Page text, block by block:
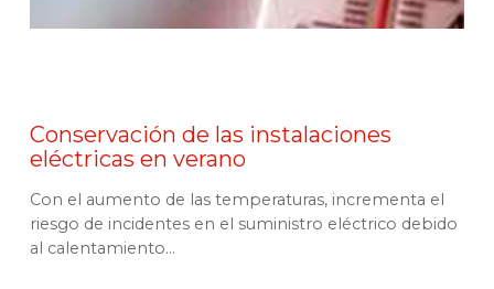
Conservación de las instalaciones
eléctricas en verano
Con el aumento de las temperaturas, incrementa el
riesgo de incidentes en el suministro eléctrico debido
al calentamiento...